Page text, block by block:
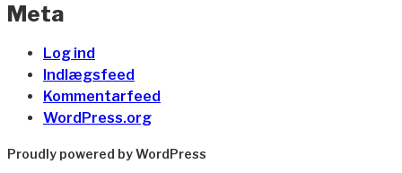
Meta
Log ind
Indlægsfeed
Kommentarfeed
WordPress.org
Proudly powered by WordPress